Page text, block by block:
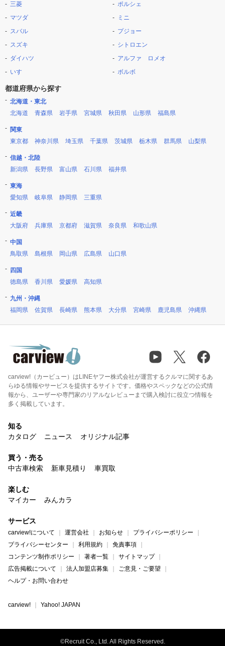
三菱
マツダ
スバル
スズキ
ダイハツ
いすゞ
ポルシェ
ミニ
プジョー
シトロエン
アルファ ロメオ
ボルボ
都道府県から探す
北海道・東北
北海道
青森県 岩手県 宮城県 秋田県 山形県 福島県
関東
東京都
神奈川県 埼玉県 千葉県 茨城県 栃木県 群馬県 山梨県
信越・北陸
新潟県
長野県 富山県 石川県 福井県
東海
愛知県
岐阜県 静岡県 三重県
近畿
大阪府
兵庫県 京都府 滋賀県 奈良県 和歌山県
中国
鳥取県
島根県 岡山県 広島県 山口県
四国
徳島県
香川県 愛媛県 高知県
九州・沖縄
福岡県
佐賀県 長崎県 熊本県 大分県 宮崎県 鹿児島県 沖縄県
carview!（カービュー）はLINEヤフー株式会社が運営するクルマに関するあ
らゆる情報やサービスを提供するサイトです。価格やスペックなどの公式情
報から、ユーザーや専門家のリアルなレビューまで購入検討に役立つ情報を
多く掲載しています。
知る
カタログ
ニュース オリジナル記事
買う・売る
中古車検索
新車見積り 車買取
楽しむ
マイカー
みんカラ
サービス
carview!について 運営会社 お知らせ
プライバシーポリシー
プライバシーセンター
利用規約
免責事項
コンテンツ制作ポリシー
著者一覧
サイトマップ
広告掲載について
法人加盟店募集
ご意見・ご要望
ヘルプ・お問い合わせ
carview! Yahoo! JAPAN
©Recruit Co., Ltd. All Rights Reserved.